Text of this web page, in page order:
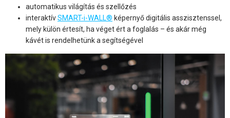
automatikus világítás és szellőzés
interaktívSMART-i-WALL® képernyő digitális asszisztenssel,
mely külön értesít, ha véget ért a foglalás – és akár még
kávét is rendelhetünk a segítségével